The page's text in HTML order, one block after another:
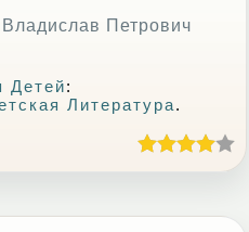
Петрович
Детей:
Литература.